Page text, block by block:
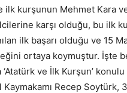
kurşunun Mehmet Kara ve
karşı olduğu, bu ilk
ilk başarı olduğu ve 15
ortaya koymuştur. İşte
ve İlk Kurşun’
Recep Soytürk,